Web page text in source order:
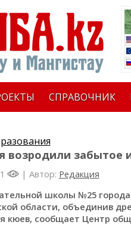
СПРАВОЧНИК
возродили забытое
1 | Автор: Редакция
школы №25
области, объединив
кюев, сообщает Центр